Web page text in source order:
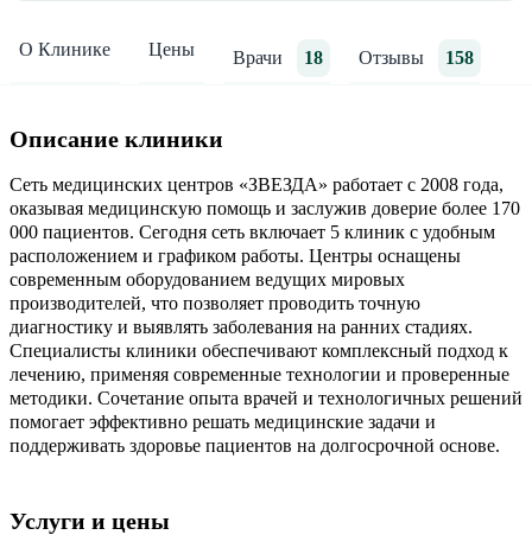
О Клинике Цены Врачи 18 Отзывы 158
Описание клиники
Сеть медицинских центров «ЗВЕЗДА» работает с 2008 года,
оказывая медицинскую помощь и заслужив доверие более 170
000 пациентов. Сегодня сеть включает 5 клиник с удобным
расположением и графиком работы. Центры оснащены
современным оборудованием ведущих мировых
производителей, что позволяет проводить точную
диагностику и выявлять заболевания на ранних стадиях.
Специалисты клиники обеспечивают комплексный подход к
лечению, применяя современные технологии и проверенные
методики. Сочетание опыта врачей и технологичных решений
помогает эффективно решать медицинские задачи и
поддерживать здоровье пациентов на долгосрочной основе.
Услуги и цены